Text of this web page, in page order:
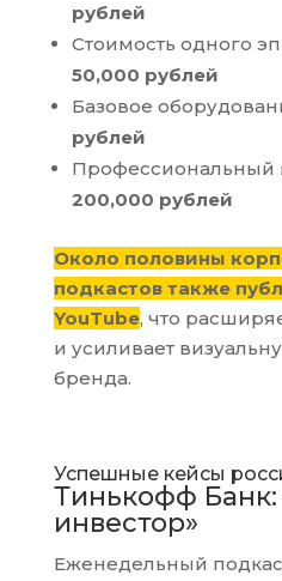
рублей
Стоимость одного
50,000 рублей
Базовое
рублей
Профессиональный
200,000 рублей
Около половины
подкастов также
YouTube, что
и усиливает
бренда.
Успешные кейсы
Тинькофф
инвестор»
Еженедельный